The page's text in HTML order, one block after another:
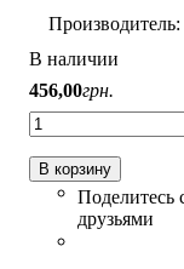
В наличии
456,00грн.
В корзину